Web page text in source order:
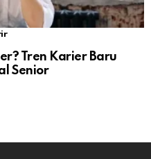
Tren Karier Baru
Senior